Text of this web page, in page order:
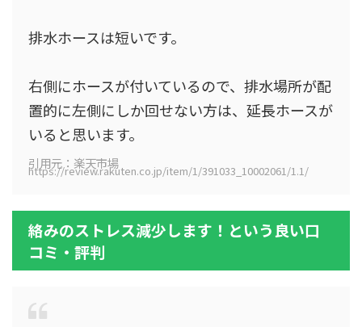
排水ホースは短いです。
右側にホースが付いているので、排水場所が配
置的に左側にしか回せない方は、延長ホースが
いると思います。
引用元：楽天市場
https://review.rakuten.co.jp/item/1/391033_10002061/1.1/
絡みのストレス減少します！という良い口
コミ・評判